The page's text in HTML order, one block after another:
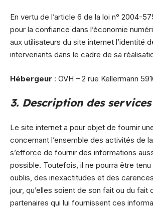
En vertu de l’article 6 de la loi n° 2004-
pour la confiance dans l’économie
aux utilisateurs du site internet l’identité
intervenants dans le cadre de sa
Hébergeur : OVH – 2 rue Kellermann
3. Description des
Le site internet a pour objet de fournir
concernant l’ensemble des activités de
s’efforce de fournir des informations
possible. Toutefois, il ne pourra être
oublis, des inexactitudes et des
jour, qu’elles soient de son fait ou du fait
partenaires qui lui fournissent ces